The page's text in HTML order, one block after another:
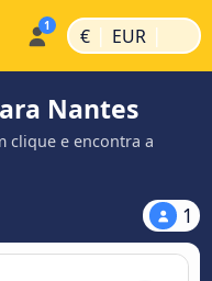
€ | EUR |
Nantes
clique e encontra a
1